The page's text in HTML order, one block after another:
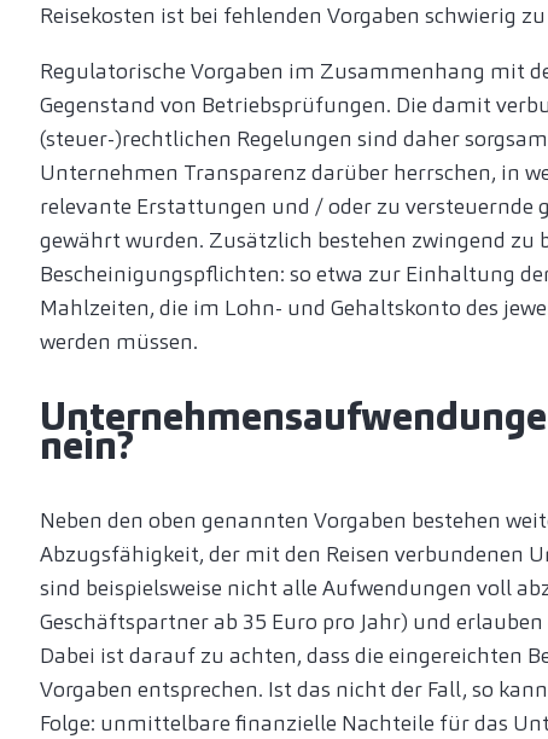
Reisekosten ist bei fehlenden Vorgaben schwierig
Regulatorische Vorgaben im Zusammenhang mit
Gegenstand von Betriebsprüfungen. Die damit
(steuer-)rechtlichen Regelungen sind daher
Unternehmen Transparenz darüber herrschen, in
relevante Erstattungen und / oder zu
gewährt wurden. Zusätzlich bestehen zwingend zu
Bescheinigungspflichten: so etwa zur Einhaltung
Mahlzeiten, die im Lohn- und Gehaltskonto des
werden müssen.
nein?
Neben den oben genannten Vorgaben bestehen
Abzugsfähigkeit, der mit den Reisen verbundenen
sind beispielsweise nicht alle Aufwendungen voll
Geschäftspartner ab 35 Euro pro Jahr) und
Dabei ist darauf zu achten, dass die eingereichten
Vorgaben entsprechen. Ist das nicht der Fall, so
Folge: unmittelbare finanzielle Nachteile für das